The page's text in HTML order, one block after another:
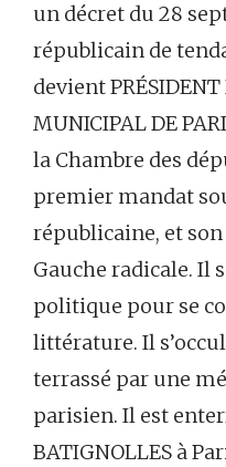
un décret du 28
républicain de
devient PRÉSIDENT
MUNICIPAL DE
la Chambre des
premier mandat
républicaine, et son
Gauche radicale. Il
politique pour se
littérature. Il
terrassé par une
parisien. Il est
BATIGNOLLES à